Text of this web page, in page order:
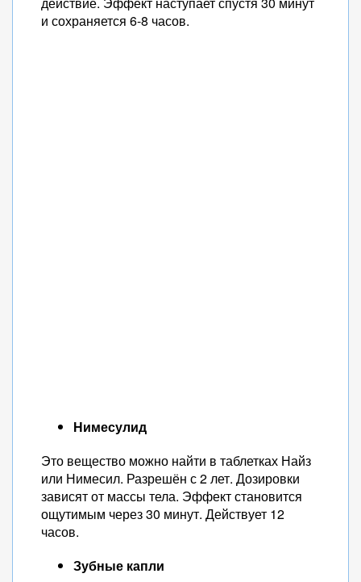
и сохраняется 6-8 часов.
Нимесулид
Это вещество можно найти в таблетках Найз
или Нимесил. Разрешён с 2 лет. Дозировки
зависят от массы тела. Эффект становится
ощутимым через 30 минут. Действует 12
часов.
Зубные капли